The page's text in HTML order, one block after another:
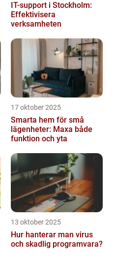
IT-support i Stockholm:
Effektivisera
verksamheten
17 oktober 2025
Smarta hem för små
lägenheter: Maxa både
funktion och yta
13 oktober 2025
Hur hanterar man virus
och skadlig programvara?